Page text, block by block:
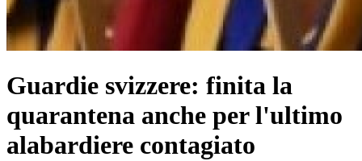
Guardie svizzere: finita la
quarantena anche per l'ultimo
alabardiere contagiato